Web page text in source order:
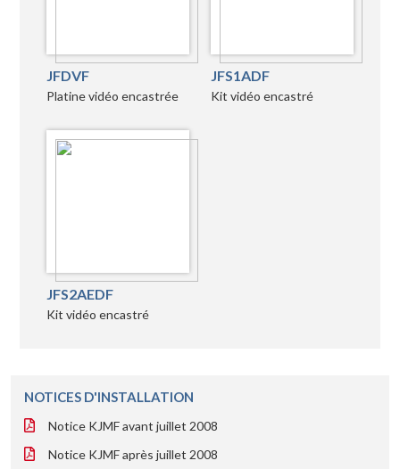
JFDVF
Platine vidéo encastrée
JFS1ADF
Kit vidéo encastré
JFS2AEDF
Kit vidéo encastré
NOTICES D'INSTALLATION
Notice KJMF avant juillet 2008
Notice KJMF après juillet 2008